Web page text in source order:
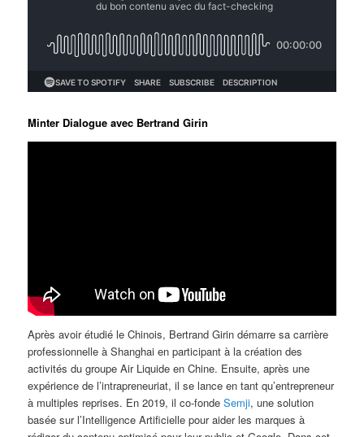
Minter Dialogue avec Bertrand Girin
Après avoir étudié le Chinois, Bertrand Girin démarre sa carrière
professionnelle à Shanghai en participant à la création des
activités du groupe Air Liquide en Chine. Ensuite, après une
expérience de l’intrapreneuriat, il se lance en tant qu’entrepreneur
à multiples reprises. En 2019, il co-fondeSemji, une solution
basée sur l’Intelligence Artificielle pour aider les marques à